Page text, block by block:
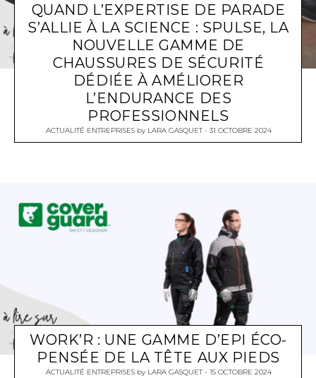
QUAND L’EXPERTISE DE PARADE
S’ALLIE À LA SCIENCE : SPULSE, LA
NOUVELLE GAMME DE
CHAUSSURES DE SÉCURITÉ
DÉDIÉE À AMÉLIORER
L’ENDURANCE DES
PROFESSIONNELS
ACTUALITÉ ENTREPRISESby LARA GASQUET 31 OCTOBRE 2024
WORK’R : UNE GAMME D’EPI ÉCO-
PENSÉE DE LA TÊTE AUX PIEDS
ACTUALITÉ ENTREPRISESby LARA GASQUET 15 OCTOBRE 2024